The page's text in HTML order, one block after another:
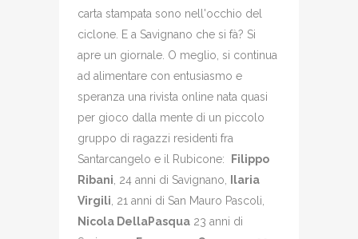
carta stampata sono nell'occhio del
ciclone. E a Savignano che si fà? Si
apre un giornale. O meglio, si continua
ad alimentare con entusiasmo e
speranza una rivista online nata quasi
per gioco dalla mente di un piccolo
gruppo di ragazzi residenti fra
Santarcangelo e il Rubicone:
Filippo
Ribani , 24 anni di Savignano,
Ilaria
Virgili , 21 anni di San Mauro Pascoli,
Nicola DellaPasqua 23 anni di